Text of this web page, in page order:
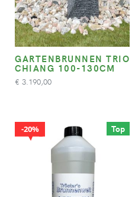
GARTENBRUNNEN TRIO
CHIANG 100-130CM
€ 3.190,00
Top
20%